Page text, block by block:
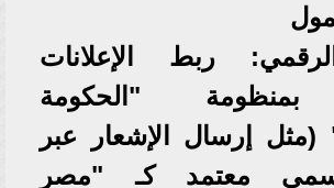
ربط الإعلانات
بمنظومة "الحكومة
(مثل إرسال الإشعار عبر
معتمد كـ "مصر